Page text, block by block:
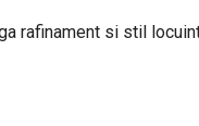
rafinament si stil